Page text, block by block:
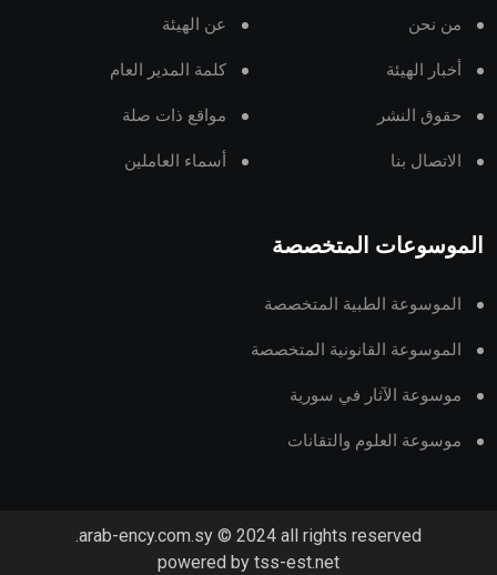
من نحن عن الهيئة
أخبار الهيئة كلمة المدير العام
حقوق النشر مواقع ذات صلة
الاتصال بنا أسماء العاملين
الموسوعات المتخصصة
الموسوعة الطبية المتخصصة
الموسوعة القانونية المتخصصة
موسوعة الآثار في سورية
موسوعة العلوم والتقانات
arab-ency.com.sy © 2024 all rights reserved.
powered by tss-est.net